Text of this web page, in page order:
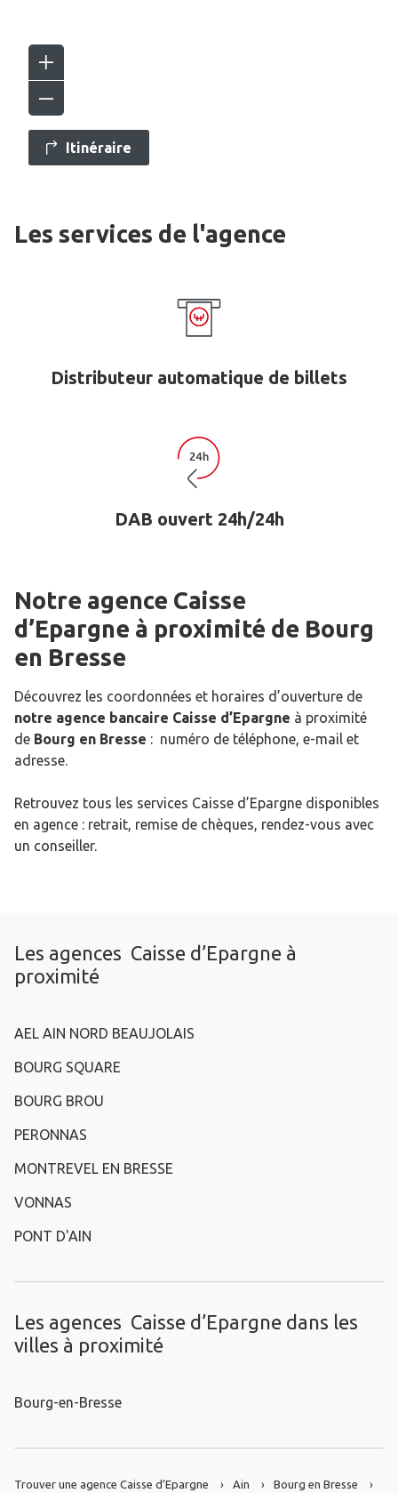
Itinéraire
Les services de l'agence
Distributeur automatique de billets
DAB ouvert 24h/24h
Notre agence Caisse
d’Epargne à proximité de Bourg
en Bresse
Découvrez les coordonnées et horaires d’ouverture de
notre agence bancaire Caisse d’Epargne à proximité
de Bourg en Bresse : numéro de téléphone, e-mail et
adresse.
Retrouvez tous les services Caisse d’Epargne disponibles
en agence : retrait, remise de chèques, rendez-vous avec
un conseiller.
Les agences Caisse d’Epargne à
proximité
AEL AIN NORD BEAUJOLAIS
BOURG SQUARE
BOURG BROU
PERONNAS
MONTREVEL EN BRESSE
VONNAS
PONT D'AIN
Les agences Caisse d’Epargne dans les
villes à proximité
Bourg-en-Bresse
Trouver une agence Caisse d’Epargne Ain Bourg en Bresse